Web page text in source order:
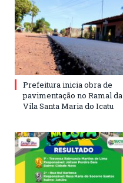
Prefeitura inicia obra de
pavimentação no Ramal da
Vila Santa Maria do Icatu